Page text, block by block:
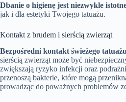
Dbanie o higienę jest niezwykle
jak i dla estetyki Twojego tatuażu.
Kontakt z brudem i sierścią zwierząt
Bezpośredni kontakt świeżego tatuażu
sierścią zwierząt może być
zwiększają ryzyko infekcji oraz
przenoszą bakterie, które mogą
prowadząc do poważnych problemów